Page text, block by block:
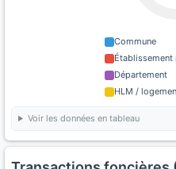
Commune
Établissement
Département
HLM /
Voir les données en tableau